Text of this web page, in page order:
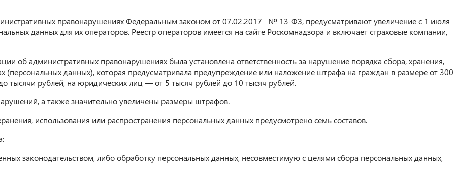
правонарушениях Федеральным законом от 07.02.2017 № 13-ФЗ, предусматривают увеличение с 1 июля
данных для их операторов. Реестр операторов имеется на сайте Роскомнадзора и включает страховые компании,
об административных правонарушениях была установлена ответственность за нарушение порядка сбора, хранения,
(персональных данных), которая предусматривала предупреждение или наложение штрафа на граждан в размере от 300
тысячи рублей, на юридических лиц — от 5 тысяч рублей до 10 тысяч рублей.
а также значительно увеличены размеры штрафов.
использования или распространения персональных данных предусмотрено семь составов.
законодательством, либо обработку персональных данных, несовместимую с целями сбора персональных данных,